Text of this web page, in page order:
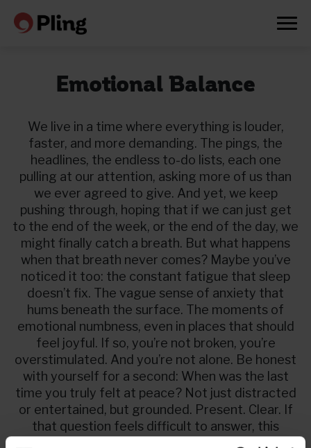
Prøv en måned gratis
Emotional Balance
We live in a time where everything is louder,
faster, and more demanding. The pings, the
headlines, the endless to-do lists, each one
pulling at our attention, asking more of us than
we ever agreed to give. And yet, we keep
pushing through, hoping that if we can just get
to the end of the week, or the end of the day, we
might finally catch a breath. But what happens
when that breath never comes? Maybe you’ve
noticed it too: the constant fatigue that sleep
doesn’t fix. The vague sense of anxiety that
hums beneath the surface. The moments of
emotional numbness, even in places that should
feel joyful. If so, you’re not broken, you’re
overstimulated. And you’re not alone. Be honest
with yourself for a second: When was the last
time you truly felt at peace? Not just distracted
or entertained, but grounded. Present. Clear. If
that question feels difficult to answer, this